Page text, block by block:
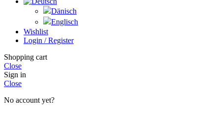
Wishlist
Login / Register
Shopping cart
Close
Sign in
Close
No account yet?